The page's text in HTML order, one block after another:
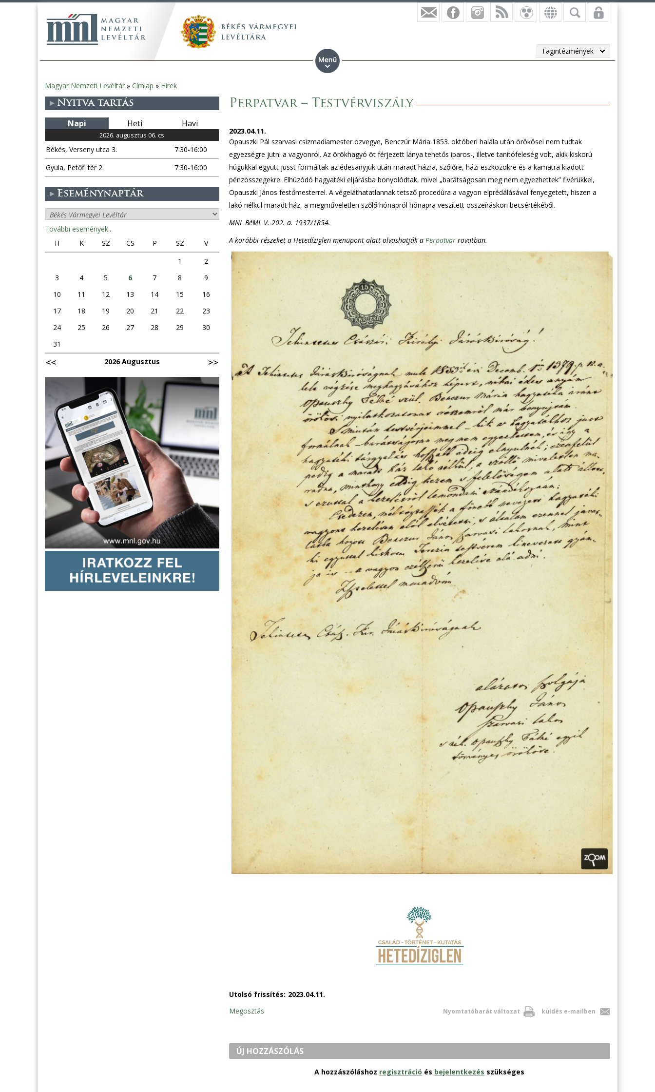
Tagintézmények
Jelenlegi
hely
Magyar Nemzeti Levéltár » Címlap » Hírek
Perpatvar – Testvérviszály
2023.04.11.
Opauszki Pál szarvasi csizmadiamester özvegye, Benczúr Mária 1853. októberi halála után örökösei nem tudtak
egyezségre jutni a vagyonról. Az örökhagyó öt férjezett lánya tehetős iparos-, illetve tanítófeleség volt, akik kiskorú
húgukkal együtt jusst formáltak az édesanyjuk után maradt házra, szőlőre, házi eszközökre és a kamatra kiadott
pénzösszegekre. Elhúzódó hagyatéki eljárásba bonyolódtak, mivel „barátságosan meg nem egyezhettek” fivérükkel,
Opauszki János festőmesterrel. A végeláthatatlannak tetsző procedúra a vagyon elprédálásával fenyegetett, hiszen a
lakó nélkül maradt ház, a megműveletlen szőlő hónapról hónapra veszített összeíráskori becsértékéből.
MNL BéML V. 202. a. 1937/1854.
A korábbi részeket a Hetedíziglen menüpont alatt olvashatják a Perpatvarrovatban.
Utolsó frissítés: 2023.04.11.
Nyomtatóbarát változat küldés e-mailben
Megosztás
ÚJ HOZZÁSZÓLÁS
A hozzászóláshoz regisztráció és bejelentkezés szükséges
Nyitva tartás
Napi Heti Havi
2026. augusztus 06. cs
Békés, Verseny utca 3.
7:30-16:00
Gyula, Petőfi tér 2.
7:30-16:00
Eseménynaptár
További események..
H
K SZ CS P SZ
V
1
2
3
4 5 6 7 8
9
10
11 12 13 14 15
16
17
18 19 20 21 22
23
24
25 26 27 28 29
30
31
2026 Augusztus